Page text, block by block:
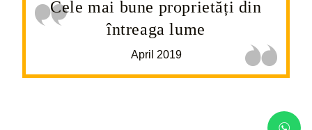
Cele mai bune proprietăți din
întreaga lume
April 2019